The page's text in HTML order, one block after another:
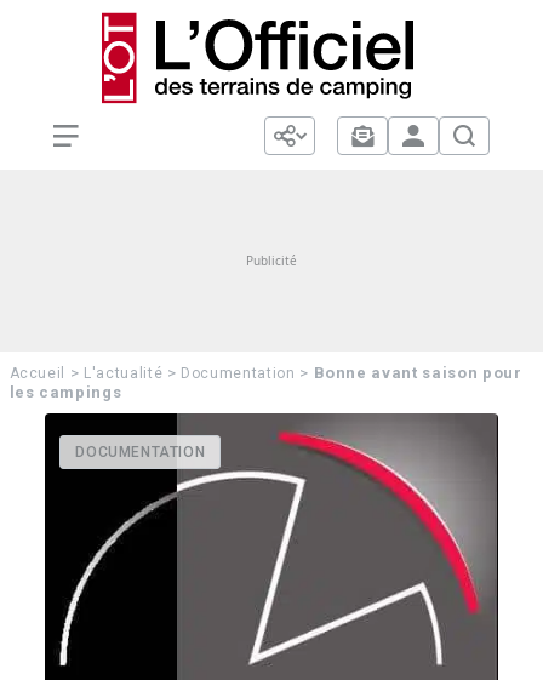
Accueil > L'actualité > Documentation > Bonne avant saison pour
les campings
DOCUMENTATION